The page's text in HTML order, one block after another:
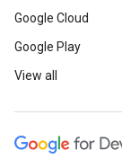
Google Cloud
Google Play
View all